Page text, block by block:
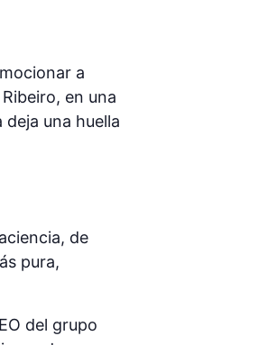
a
en una
una huella
de
pura,
del grupo